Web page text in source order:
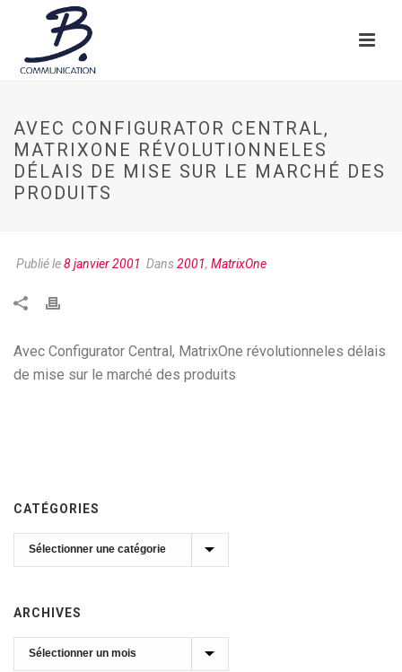
AVEC CONFIGURATOR CENTRAL,
MATRIXONE RÉVOLUTIONNELES
DÉLAIS DE MISE SUR LE MARCHÉ DES
PRODUITS
Publié le8 janvier 2001 Dans2001, MatrixOne
Avec Configurator Central, MatrixOne révolutionneles délais
de mise sur le marché des produits
CATÉGORIES
Catégories
ARCHIVES
Archives